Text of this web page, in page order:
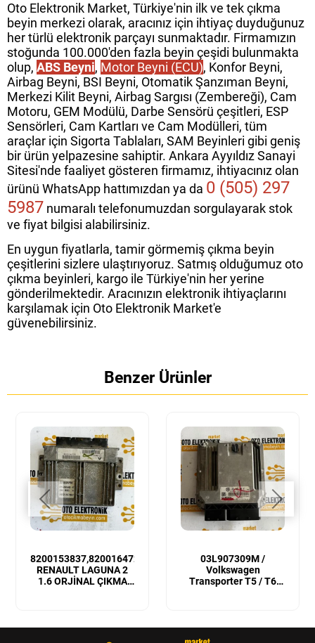
Oto Elektronik Market, Türkiye'nin ilk ve tek çıkma
beyin merkezi olarak, aracınız için ihtiyaç duyduğunuz
her türlü elektronik parçayı sunmaktadır. Firmamızın
stoğunda 100.000'den fazla beyin çeşidi bulunmakta
olup, ABS Beyni, Motor Beyni (ECU), Konfor Beyni,
Airbag Beyni, BSI Beyni, Otomatik Şanzıman Beyni,
Merkezi Kilit Beyni, Airbag Sargısı (Zembereği), Cam
Motoru, GEM Modülü, Darbe Sensörü çeşitleri, ESP
Sensörleri, Cam Kartları ve Cam Modülleri, tüm
araçlar için Sigorta Tablaları, SAM Beyinleri gibi geniş
bir ürün yelpazesine sahiptir. Ankara Ayyıldız Sanayi
Sitesi'nde faaliyet gösteren firmamız, ihtiyacınız olan
ürünü WhatsApp hattımızdan ya da 0 (505) 297
5987 numaralı telefonumuzdan sorgulayarak stok
ve fiyat bilgisi alabilirsiniz.
En uygun fiyatlarla, tamir görmemiş çıkma beyin
çeşitlerini sizlere ulaştırıyoruz. Satmış olduğumuz oto
çıkma beyinleri, kargo ile Türkiye'nin her yerine
gönderilmektedir. Aracınızın elektronik ihtiyaçlarını
karşılamak için Oto Elektronik Market'e
güvenebilirsiniz.
Benzer Ürünler
8200153837,8200164728
RENAULT LAGUNA 2
1.6 ORJİNAL ÇIKMA
03L907309M /
Volkswagen
Transporter T5 / T6